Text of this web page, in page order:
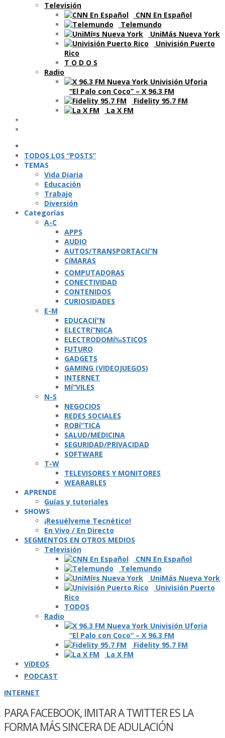
Televisión
CNN En Español
Telemundo
UniMás Nueva York
Univisión Puerto
Rico
T O D O S
Radio
“El Palo con Coco” – X 96.3 FM
Fidelity 95.7 FM
La X FM
TODOS LOS “POSTS”
TEMAS
Vida Diaria
Educación
Trabajo
Diversión
Categorí­as
A-C
APPS
AUDIO
AUTOS/TRANSPORTACIí“N
CíMARAS
COMPUTADORAS
CONECTIVIDAD
CONTENIDOS
CURIOSIDADES
E-M
EDUCACIí“N
ELECTRí“NICA
ELECTRODOMí‰STICOS
FUTURO
GADGETS
GAMING (VIDEOJUEGOS)
INTERNET
Mí“VILES
N-S
NEGOCIOS
REDES SOCIALES
ROBí“TICA
SALUD/MEDICINA
SEGURIDAD/PRIVACIDAD
SOFTWARE
T-W
TELEVISORES Y MONITORES
WEARABLES
APRENDE
Guí­as y tutoriales
SHOWS
¡Resuélveme Tecnético!
En Vivo / En Directo
SEGMENTOS EN OTROS MEDIOS
Televisión
CNN En Español
Telemundo
UniMás Nueva York
Univisión Puerto
Rico
TODOS
Radio
“El Palo con Coco” – X 96.3 FM
Fidelity 95.7 FM
La X FM
VíDEOS
PODCAST
INTERNET
PARA FACEBOOK, IMITAR A TWITTER ES LA
FORMA MÁS SINCERA DE ADULACIÓN